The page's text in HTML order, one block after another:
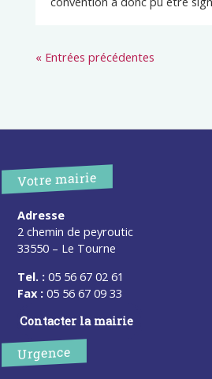
« Entrées précédentes
Votre mairie
Adresse
2 chemin de peyroutic
33550 – Le Tourne
Tel. : 05 56 67 02 61
Fax : 05 56 67 09 33
Contacter la mairie
Urgence